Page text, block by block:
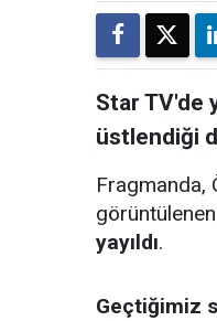
Star TV'de
üstlendiği
Fragmanda,
yayıldı.
Geçtiğimiz